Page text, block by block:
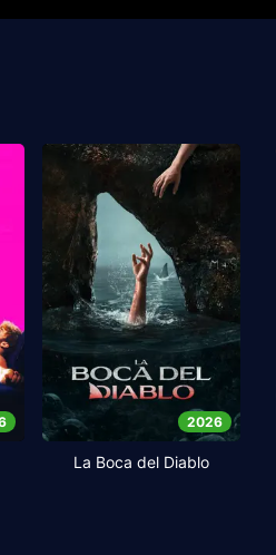
2026
La Boca del Diablo